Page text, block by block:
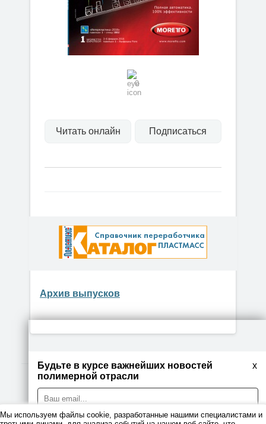
0
Читать онлайн Подписаться
Архив выпусков
x
Будьте в курсе важнейших новостей
полимерной отрасли
Правовая информация
Мы используем файлы cookie, разработанные нашими специалистами и